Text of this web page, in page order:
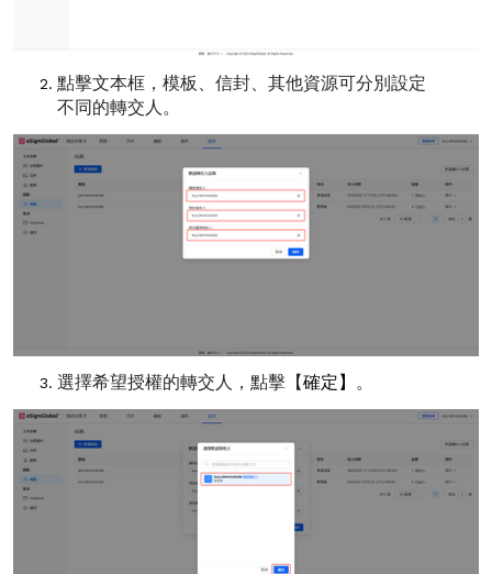
點擊文本框，模板、信封、其他資源可分別設定
不同的轉交人。
選擇希望授權的轉交人，點擊【確定】 。